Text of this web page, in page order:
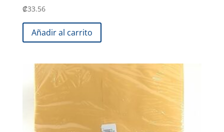
₡33.56
Añadir al carrito